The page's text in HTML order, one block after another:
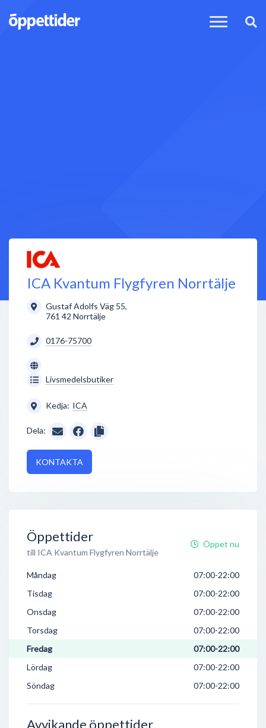
ICA Kvantum Flygfyren Norrtälje
Gustaf Adolfs Väg 55,
761 42 Norrtälje
0176-75700
Livsmedelsbutiker
Kedja: ICA
Dela:
KONTAKTA
Öppettider
till ICA Kvantum Flygfyren Norrtälje
Öppet nu
Måndag
07:00-22:00
Tisdag
07:00-22:00
Onsdag
07:00-22:00
Torsdag
07:00-22:00
Fredag
07:00-22:00
Lördag
07:00-22:00
Söndag
07:00-22:00
Avvikande öppettider